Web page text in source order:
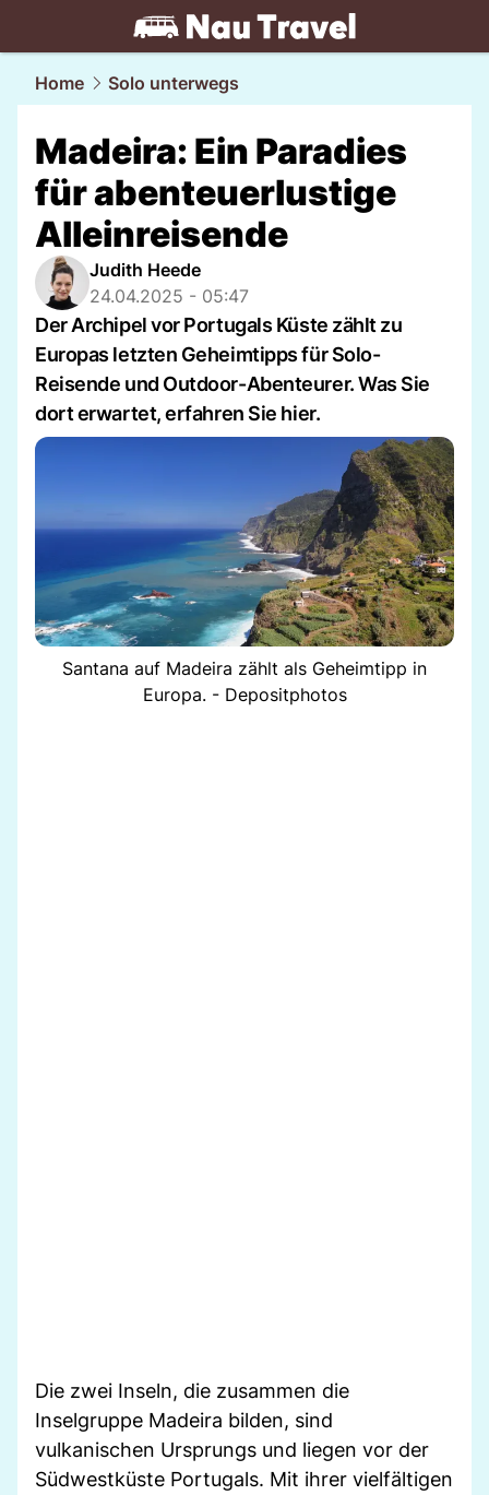
travel.NAU.ch
Home Solo unterwegs
Madeira: Ein Paradies
für abenteuerlustige
Alleinreisende
Judith Heede
24.04.2025 - 05:47
Der Archipel vor Portugals Küste zählt zu
Europas letzten Geheimtipps für Solo-
Reisende und Outdoor-Abenteurer. Was Sie
dort erwartet, erfahren Sie hier.
Santana auf Madeira zählt als Geheimtipp in
Europa. - Depositphotos
Die zwei Inseln, die zusammen die
Inselgruppe Madeira bilden, sind
vulkanischen Ursprungs und liegen vor der
Südwestküste Portugals. Mit ihrer vielfältigen